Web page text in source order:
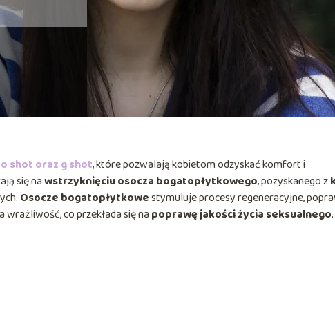
o shot oraz g shot, które pozwalają kobietom odzyskać komfort i
się nawstrzyknięciu osocza bogatopłytkowego, pozyskanego z
Osocze bogatopłytkowestymuluje procesy regeneracyjne,
co przekłada się na poprawę jakości życia seksualnego.